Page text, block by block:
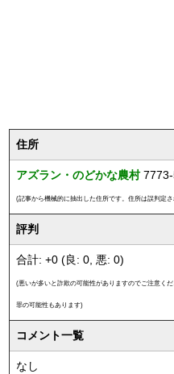
住所
アズラン・のどかな農村
(記事から機械的に抽出した住所です。住所は誤判定
評判
合計: +0 (良: 0, 悪: 0)
(悪いが多いと詐欺の可能性がありますのでご注意く
罪の可能性もあります)
コメント一覧
なし